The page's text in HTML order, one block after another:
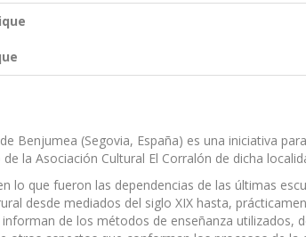
Benjumea (Segovia, España) es una iniciativa
la Asociación Cultural El Corralón de dicha
lo que fueron las dependencias de las últimas
desde mediados del siglo XIX hasta,
de los métodos de enseñanza utilizados,